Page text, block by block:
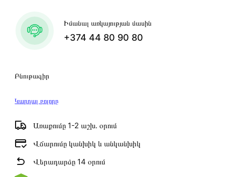
Բնութագիր
Կարդալ բոլորը
Առաքումը 1-2 աշխ․ օրում
Վճարումը կանխիկ և անկանխիկ
Վերադարձը 14 օրում
Իմանալ առկայության մասին
+374 44 80 90 80